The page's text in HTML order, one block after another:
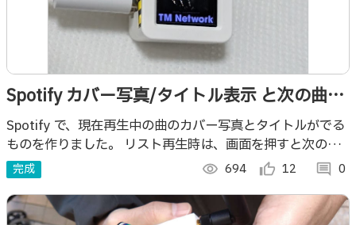
Spotify カバー写真/タイトル表示 と次の曲へ
スキップ
Spotify で、現在再生中の曲のカバー写真とタイトルがでる
ものを作りました。 リスト再生時は、画面を押すと次の曲
にスキップします。 画面表示は、IMUを使って自動回転し
ます。
完成 visibility 694 thumb_up_alt 12 comment 0